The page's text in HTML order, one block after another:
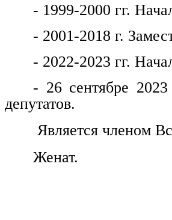
- 1999-2000 гг.
- 2001-2018 г.
- 2022-2023 гг.
- 26 сентябре 2023
депутатов.
Является членом
Женат.